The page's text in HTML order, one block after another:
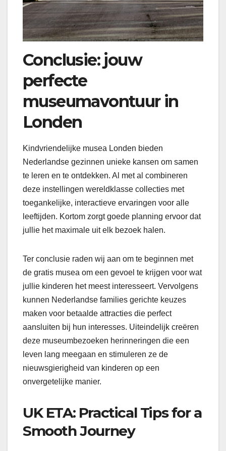
Conclusie: jouw
perfecte
museumavontuur in
Londen
Kindvriendelijke musea Londen bieden
Nederlandse gezinnen unieke kansen om samen
te leren en te ontdekken. Al met al combineren
deze instellingen wereldklasse collecties met
toegankelijke, interactieve ervaringen voor alle
leeftijden. Kortom zorgt goede planning ervoor dat
jullie het maximale uit elk bezoek halen.
Ter conclusie raden wij aan om te beginnen met
de gratis musea om een gevoel te krijgen voor wat
jullie kinderen het meest interesseert. Vervolgens
kunnen Nederlandse families gerichte keuzes
maken voor betaalde attracties die perfect
aansluiten bij hun interesses. Uiteindelijk creëren
deze museumbezoeken herinneringen die een
leven lang meegaan en stimuleren ze de
nieuwsgierigheid van kinderen op een
onvergetelijke manier.
UK ETA: Practical Tips for a
Smooth Journey